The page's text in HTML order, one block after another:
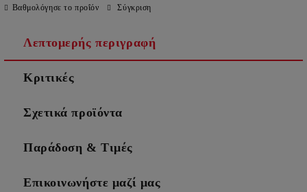
Βαθμολόγησε το προΐόν Σύγκριση
Λεπτομερής περιγραφή
Κριτικές
Σχετικά προϊόντα
Παράδοση & Τιμές
Επικοινωνήστε μαζί μας